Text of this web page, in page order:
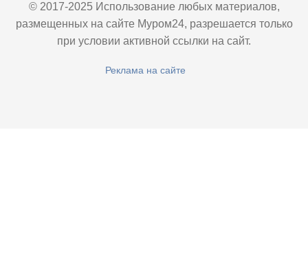
© 2017-2025 Использование любых материалов,
размещенных на сайте Муром24, разрешается только
при условии активной ссылки на сайт.
Реклама на сайте